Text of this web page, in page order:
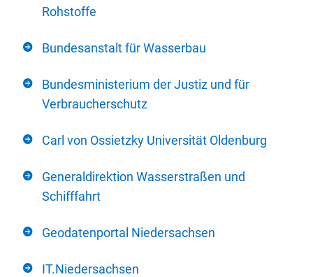
Rohstoffe
Bundesanstalt für Wasserbau
Bundesministerium der Justiz und für
Verbraucherschutz
Carl von Ossietzky Universität Oldenburg
Generaldirektion Wasserstraßen und
Schifffahrt
Geodatenportal Niedersachsen
IT.Niedersachsen